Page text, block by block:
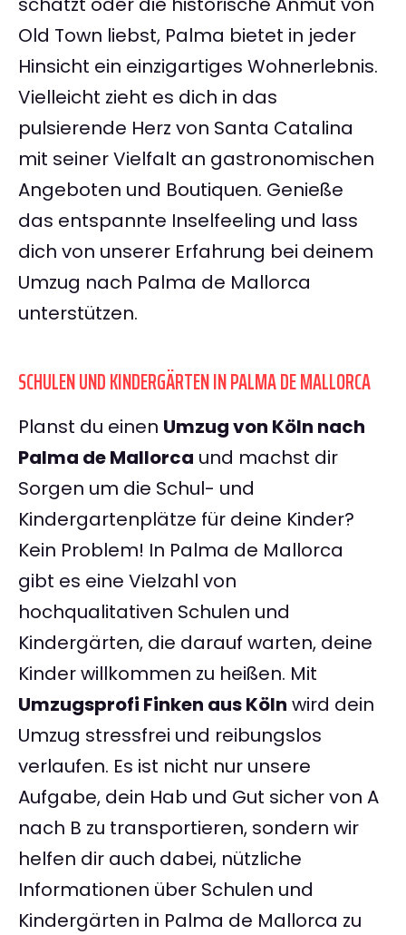
Old Town liebst, Palma bietet in jeder
Hinsicht ein einzigartiges Wohnerlebnis.
Vielleicht zieht es dich in das
pulsierende Herz von Santa Catalina
mit seiner Vielfalt an gastronomischen
Angeboten und Boutiquen. Genieße
das entspannte Inselfeeling und lass
dich von unserer Erfahrung bei deinem
Umzug nach Palma de Mallorca
unterstützen.
SCHULEN UND KINDERGÄRTEN IN PALMA DE MALLORCA
Planst du einen Umzug von Köln nach
Palma de Mallorca und machst dir
Sorgen um die Schul- und
Kindergartenplätze für deine Kinder?
Kein Problem! In Palma de Mallorca
gibt es eine Vielzahl von
hochqualitativen Schulen und
Kindergärten, die darauf warten, deine
Kinder willkommen zu heißen. Mit
Umzugsprofi Finken aus Köln wird dein
Umzug stressfrei und reibungslos
verlaufen. Es ist nicht nur unsere
Aufgabe, dein Hab und Gut sicher von A
nach B zu transportieren, sondern wir
helfen dir auch dabei, nützliche
Informationen über Schulen und
Kindergärten in Palma de Mallorca zu